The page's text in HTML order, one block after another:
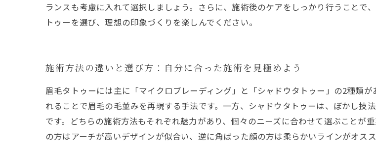
ランスも考慮に入れて選択しましょう。さらに、施術後のケアをしっかり行うことで
トゥーを選び、理想の印象づくりを楽しんでください。
施術方法の違いと選び方：自分に合った施術を見極めよう
眉毛タトゥーには主に「マイクロブレーディング」と「シャドウタトゥー」の2種類
れることで眉毛の毛並みを再現する手法です。一方、シャドウタトゥーは、ぼかし技
です。どちらの施術方法もそれぞれ魅力があり、個々のニーズに合わせて選ぶことが
の方はアーチが高いデザインが似合い、逆に角ばった顔の方は柔らかいラインがオス